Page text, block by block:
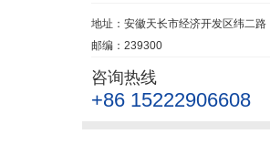
地址：安徽天长市经济开发区纬二路
邮编：239300
咨询热线
+86 15222906608